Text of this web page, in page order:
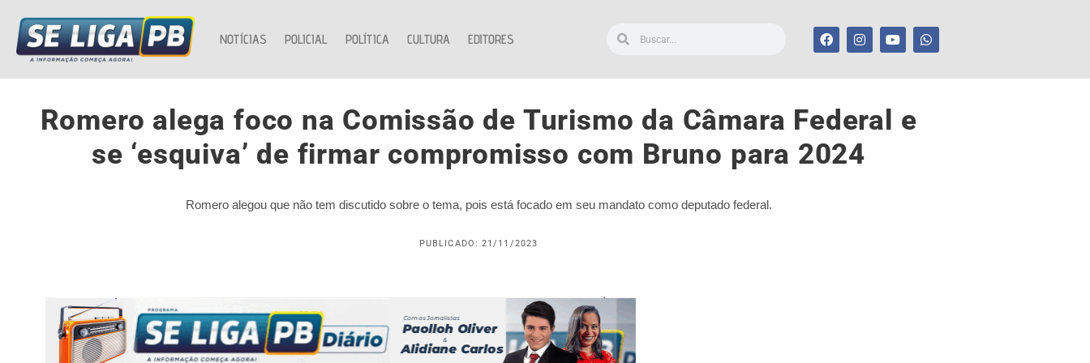
NOTÍCIAS POLICIAL POLÍTICA CULTURA EDITORES
Romero alega foco na Comissão de Turismo da Câmara Federal e
se ‘esquiva’ de firmar compromisso com Bruno para 2024
Romero alegou que não tem discutido sobre o tema, pois está focado em seu mandato como deputado federal.
PUBLICADO: 21/11/2023